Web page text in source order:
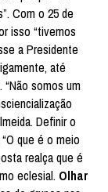
Com o 25 de
isso “tivemos
a Presidente
até
“Não somos um
Definir o
que é o meio
realça que é
eclesial. Olhar